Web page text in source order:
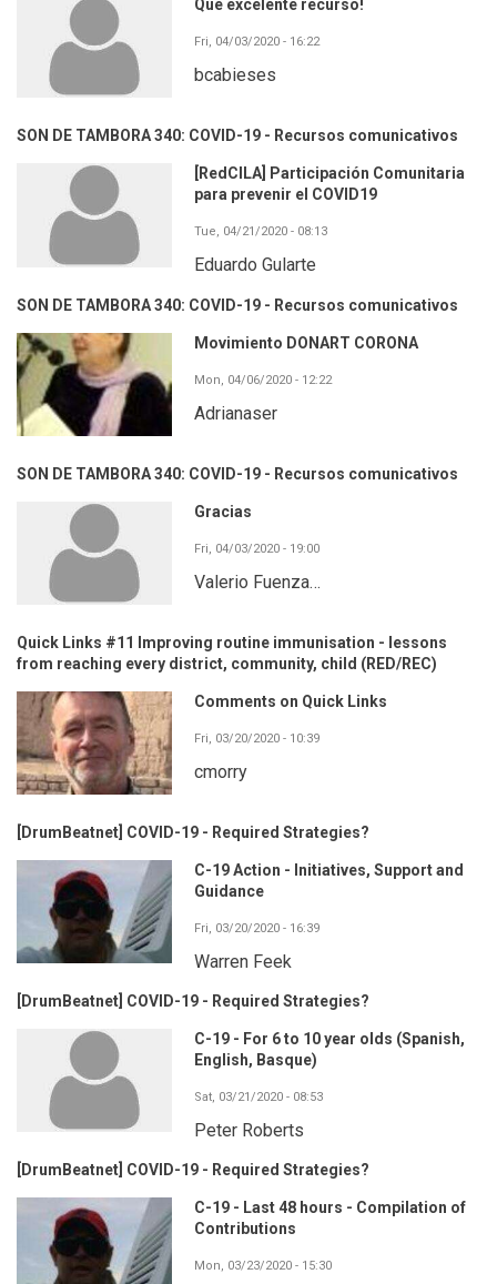
Qué excelente recurso!
Fri, 04/03/2020 - 16:22
bcabieses
SON DE TAMBORA 340: COVID-19 - Recursos comunicativos
[RedCILA] Participación Comunitaria
para prevenir el COVID19
Tue, 04/21/2020 - 08:13
Eduardo Gularte
SON DE TAMBORA 340: COVID-19 - Recursos comunicativos
Movimiento DONART CORONA
Mon, 04/06/2020 - 12:22
Adrianaser
SON DE TAMBORA 340: COVID-19 - Recursos comunicativos
Gracias
Fri, 04/03/2020 - 19:00
Valerio Fuenza…
Quick Links #11 Improving routine immunisation - lessons
from reaching every district, community, child (RED/REC)
Comments on Quick Links
Fri, 03/20/2020 - 10:39
cmorry
[DrumBeatnet] COVID-19 - Required Strategies?
C-19 Action - Initiatives, Support and
Guidance
Fri, 03/20/2020 - 16:39
Warren Feek
[DrumBeatnet] COVID-19 - Required Strategies?
C-19 - For 6 to 10 year olds (Spanish,
English, Basque)
Sat, 03/21/2020 - 08:53
Peter Roberts
[DrumBeatnet] COVID-19 - Required Strategies?
C-19 - Last 48 hours - Compilation of
Contributions
Mon, 03/23/2020 - 15:30